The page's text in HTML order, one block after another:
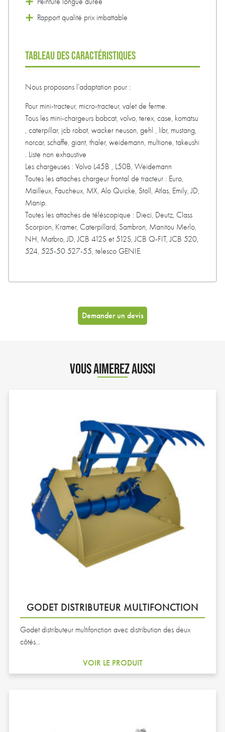
Rapport qualité prix imbattable
TABLEAU DES CARACTÉRISTIQUES
Nous proposons l’adaptation pour :
Pour mini-tracteur, micro-tracteur, valet de ferme.
Tous les mini-chargeurs bobcat, volvo, terex, case, komatsu
, caterpillar, jcb robot, wacker neuson, gehl , libr, mustang,
norcar, schaffe, giant, thaler, weidemann, multione, takeushi
. Liste non exhaustive
Les chargeuses : Volvo L45B , L50B, Weidemann
Toutes les attaches chargeur frontal de tracteur : Euro,
Mailleux, Faucheux, MX, Alo Quicke, Stoll, Atlas, Emily, JD,
Manip.
Toutes les attaches de téléscopique : Dieci, Deutz, Class
Scorpion, Kramer, Caterpillard, Sambron, Manitou Merlo,
NH, Matbro, JD, JCB 412S et 512S, JCB Q-FIT, JCB 520,
524, 525-50 527-55, telesco GENIE.
Demander un devis
VOUS AIMEREZ AUSSI
GODET DISTRIBUTEUR MULTIFONCTION
Godet distributeur multifonction avec distribution des deux
côtés...
VOIR LE PRODUIT